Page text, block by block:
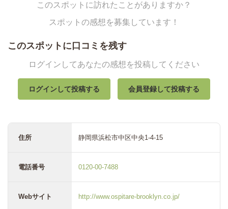
このスポットに訪れたことがありますか？
スポットの感想を募集しています！
このスポットに口コミを残す
ログインしてあなたの感想を投稿してください
ログインして投稿する 会員登録して投稿する
住所 静岡県浜松市中区中央1-4-15
電話番号 0120-00-7488
Webサイト http://www.ospitare-brooklyn.co.jp/